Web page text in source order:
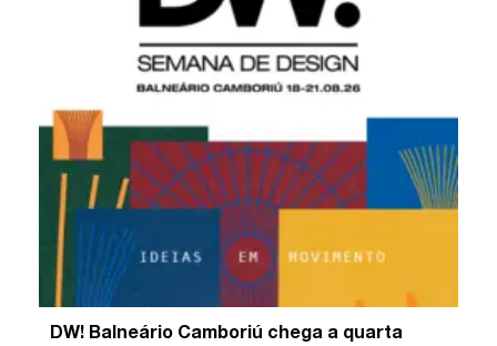
DW! Balneário Camboriú chega a quarta